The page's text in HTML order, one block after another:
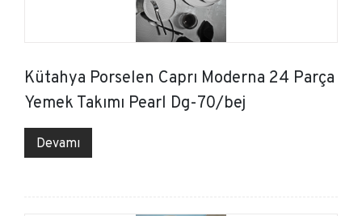
Kütahya Porselen Caprı Moderna 24 Parça
Yemek Takımı Pearl Dg-70/bej
Devamı